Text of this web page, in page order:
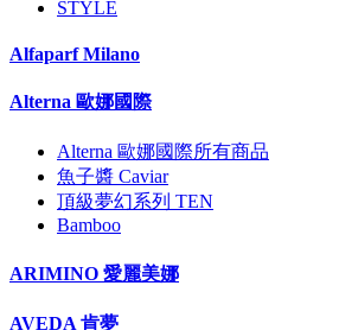
STYLE
Alfaparf Milano
Alterna 歐娜國際
Alterna 歐娜國際所有商品
魚子醬 Caviar
頂級夢幻系列 TEN
Bamboo
ARIMINO 愛麗美娜
AVEDA 肯夢